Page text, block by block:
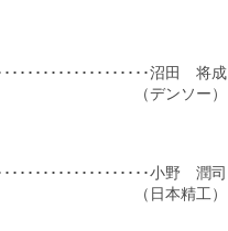
･･･････････････････沼田 将成
（デンソー）
･･･････････････････小野 潤司
（日本精工）